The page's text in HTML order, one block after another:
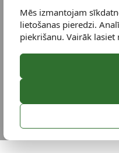
Mēs izmantojam
lietošanas pieredzi.
piekrišanu. Vairāk lasiet